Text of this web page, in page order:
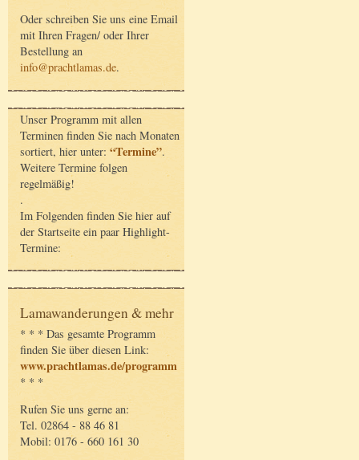
Oder schreiben Sie uns eine Email
mit Ihren Fragen/ oder Ihrer
Bestellung an
info@prachtlamas.de.
Unser Programm mit allen
Terminen finden Sie nach Monaten
sortiert, hier unter: “Termine”.
Weitere Termine folgen
regelmäßig!
.
Im Folgenden finden Sie hier auf
der Startseite ein paar Highlight-
Termine:
Lamawanderungen & mehr
* * * Das gesamte Programm
finden Sie über diesen Link:
www.prachtlamas.de/programm
* * *
Rufen Sie uns gerne an:
Tel. 02864 - 88 46 81
Mobil: 0176 - 660 161 30